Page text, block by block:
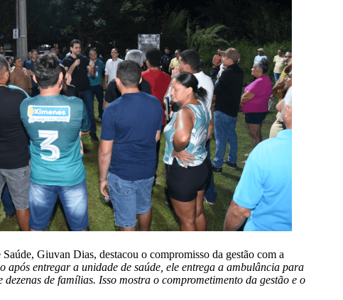
Giuvan Dias, destacou o compromisso da gestão com a
entregar a unidade de saúde, ele entrega a ambulância para
de famílias. Isso mostra o comprometimento da gestão e o